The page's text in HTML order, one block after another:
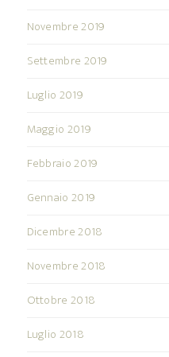
Novembre 2019
Settembre 2019
Luglio 2019
Maggio 2019
Febbraio 2019
Gennaio 2019
Dicembre 2018
Novembre 2018
Ottobre 2018
Luglio 2018